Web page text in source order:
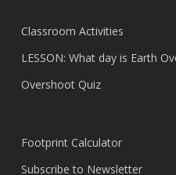
Classroom Activities
LESSON: What day is Earth
Overshoot Quiz
Footprint Calculator
Subscribe to Newsletter